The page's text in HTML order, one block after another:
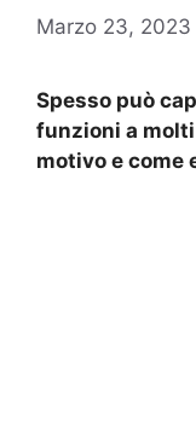
Marzo 23, 2023
Spesso può
funzioni a
motivo e come